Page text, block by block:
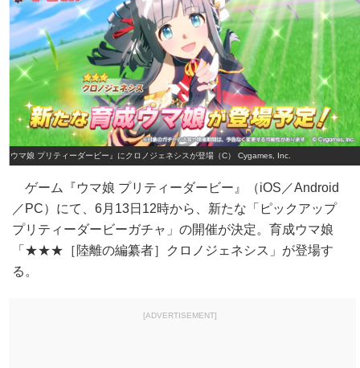
『ウマ娘 プリティーダービー』にクロノジェネシスが登場（C） Cygames, Inc.
ゲーム『ウマ娘 プリティーダービー』（iOS／Android
／PC）にて、6月13日12時から、新たな「ピックアップ
プリティーダービーガチャ」の開催が決定。育成ウマ娘
「★★★［陸離の編纂者］クロノジェネシス」が登場す
る。
[ADVERTISEMENT]